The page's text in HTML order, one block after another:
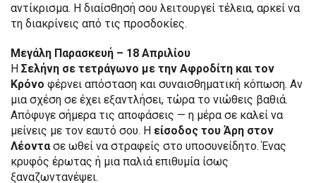
αντίκρισμα. Η διαίσθησή σου λειτουργεί τέλεια, αρκεί να
τη διακρίνεις από τις προσδοκίες.
Μεγάλη Παρασκευή – 18 Απριλίου
Η Σελήνη σε τετράγωνο με την Αφροδίτη και τον
Κρόνο φέρνει απόσταση και συναισθηματική κόπωση. Αν
μια σχέση σε έχει εξαντλήσει, τώρα το νιώθεις βαθιά.
Απόφυγε σήμερα τις αποφάσεις — η μέρα σε καλεί να
μείνεις με τον εαυτό σου. Η είσοδος του Άρη στον
Λέοντασε ωθεί να στραφείς στο υποσυνείδητο. Ένας
κρυφός έρωτας ή μια παλιά επιθυμία ίσως
ξαναζωντανέψει.